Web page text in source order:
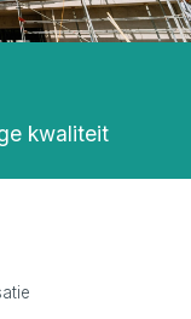
kwaliteit